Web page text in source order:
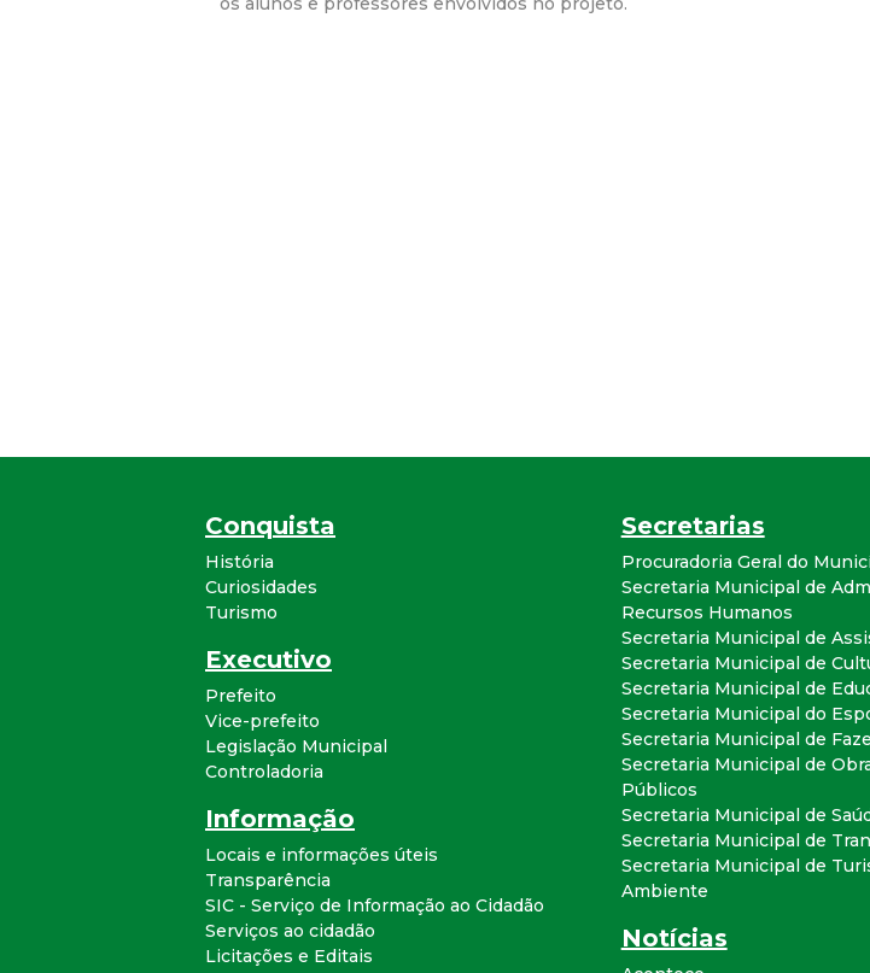
a
l
d
e
C
o
n
q
u
Conquista
História
Curiosidades
Turismo
Executivo
Prefeito
Vice-prefeito
Legislação Municipal
Controladoria
Informação
Locais e informações úteis
Transparência
SIC - Serviço de Informação ao Cidadão
Serviços ao cidadão
Licitações e Editais
Secretarias
Procuradoria Geral do
Secretaria Municipal de
Recursos Humanos
Secretaria Municipal de
Secretaria Municipal de
Secretaria Municipal de
Secretaria Municipal do
Secretaria Municipal de
Secretaria Municipal de
Públicos
Secretaria Municipal de
Secretaria Municipal de
Secretaria Municipal de
Ambiente
Notícias